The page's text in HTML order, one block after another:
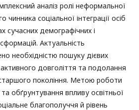
аналіз ролі неформальної
чинника соціальної інтеграції осіб
сучасних демографічних і
Актуальність
необхідністю пошуку дієвих
активного довголіття та подолання
старшого покоління. Метою роботи
обґрунтування впливу освітньої
благополуччя й рівень